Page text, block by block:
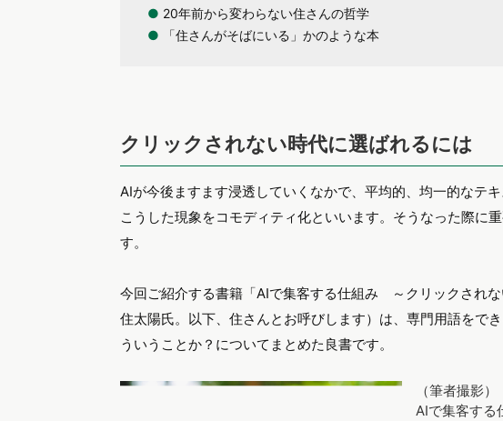
● 20年前から変わらない住さんの哲学
● 「住さんがそばにいる」かのような本
クリックされない時代に選ばれるには
AIが今後ますます浸透していくなかで、平均的、均一的なテ
こうした現象をコモディティ化といいます。そうなった際に
す。
今回ご紹介する書籍「AIで集客する仕組み ～クリックされ
住太陽氏。以下、住さんとお呼びします）は、専門用語をで
ういうことか？についてまとめた良書です。
（筆者撮影）
AIで集客する